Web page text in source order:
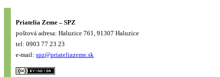
Priatelia Zeme – SPZ
poštová adresa: Haluzice 761, 91307 Haluzice
tel: 0903 77 23 23
e-mail: spz@priateliazeme.sk